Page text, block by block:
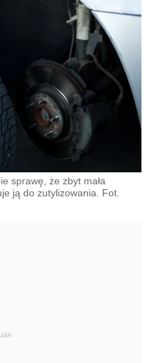
sprawę, że zbyt mała
ją do zutylizowania. Fot.